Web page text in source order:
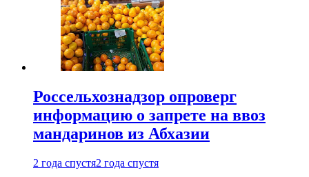
Россельхознадзор опроверг
информацию о запрете на ввоз
мандаринов из Абхазии
2 года спустя2 года спустя